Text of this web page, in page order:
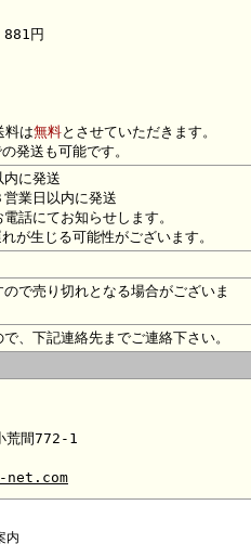
881円
料は無料とさせていただきます。
発送も可能です。
に発送
営業日以内に発送
話にてお知らせします。
が生じる可能性がございます。
で売り切れとなる場合がございま
、下記連絡先までご連絡下さい。
荒間772-1
net.com
内